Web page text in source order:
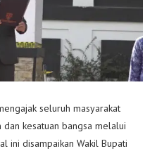
seluruh masyarakat
kesatuan bangsa melalui
ini disampaikan Wakil Bupati